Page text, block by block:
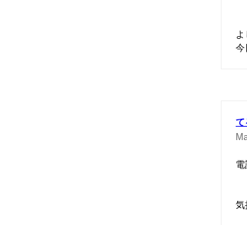
今
て
気